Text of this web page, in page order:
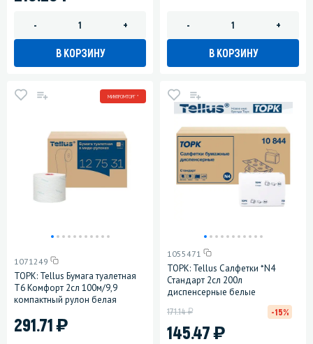
- +
В КОРЗИНУ
- +
В КОРЗИНУ
МИНПРОМТОРГ *
1071249
ТОРК: Tellus Бумага туалетная
T6 Комфорт 2сл 100м/9,9
компактный рулон белая
291.71)
1055471
ТОРК: Tellus Салфетки *N4
Стандарт 2сл 200л
диспенсерные белые
145.47)
171.14у -15%